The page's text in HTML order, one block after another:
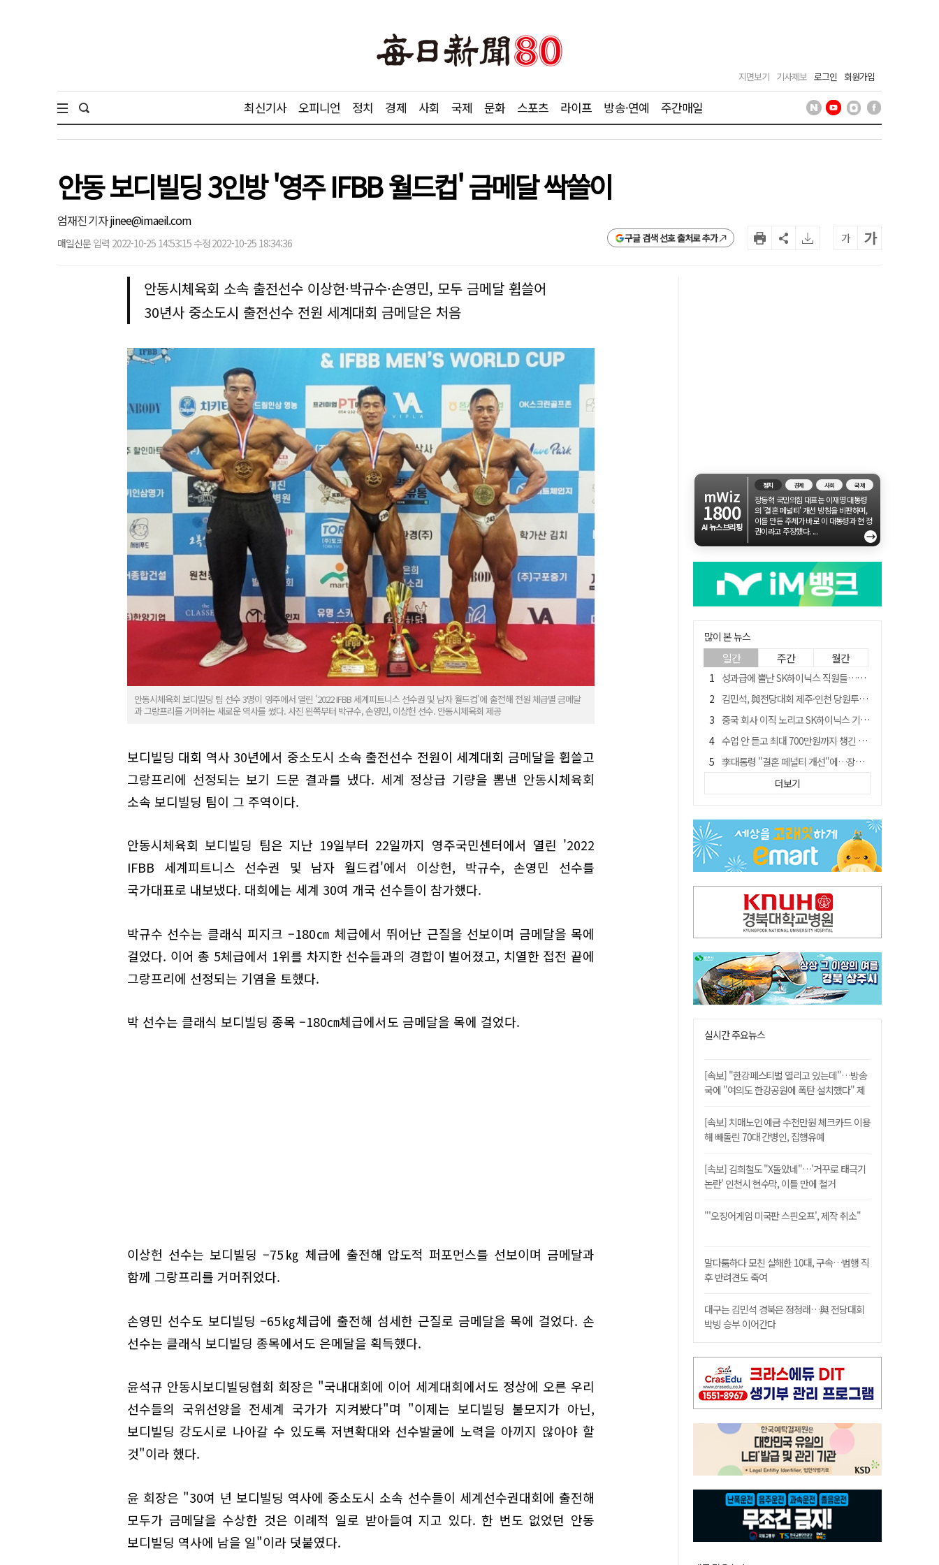
지면보기 기사제보 로그인 회원가입
최신기사 오피니언 정치 경제 사회 국제 문화 스포츠 라이프 방송·연예 주간매일
안동 보디빌딩 3인방 '영주 IFBB 월드컵' 금메달 싹쓸이
엄재진 기자jinee@imaeil.com
매일신문 입력 2022-10-25 14:53:15 수정 2022-10-25 18:34:36 구글 검색 선호 출처로 추가 가 가
안동시체육회 소속 출전선수 이상헌·박규수·손영민, 모두 금메달 휩쓸어
30년사 중소도시 출전선수 전원 세계대회 금메달은 처음
안동시체육회 보디빌딩 팀 선수 3명이 영주에서 열린 '2022 IFBB 세계피트니스 선수권 및 남자 월드컵'에 출전해 전원 체급별 금메달
과 그랑프리를 거머쥐는 새로운 역사를 썼다. 사진 왼쪽부터 박규수, 손영민, 이상헌 선수. 안동시체육회 제공
보디빌딩 대회 역사 30년에서 중소도시 소속 출전선수 전원이 세계대회 금메달을 휩쓸고
그랑프리에 선정되는 보기 드문 결과를 냈다. 세계 정상급 기량을 뽐낸 안동시체육회
소속 보디빌딩 팀이 그 주역이다.
안동시체육회 보디빌딩 팀은 지난 19일부터 22일까지 영주국민센터에서 열린 '2022
IFBB 세계피트니스 선수권 및 남자 월드컵'에서 이상헌, 박규수, 손영민 선수를
국가대표로 내보냈다. 대회에는 세계 30여 개국 선수들이 참가했다.
박규수 선수는 클래식 피지크 –180㎝ 체급에서 뛰어난 근질을 선보이며 금메달을 목에
걸었다. 이어 총 5체급에서 1위를 차지한 선수들과의 경합이 벌어졌고, 치열한 접전 끝에
그랑프리에 선정되는 기염을 토했다.
박 선수는 클래식 보디빌딩 종목 –180㎝체급에서도 금메달을 목에 걸었다.
이상헌 선수는 보디빌딩 –75㎏ 체급에 출전해 압도적 퍼포먼스를 선보이며 금메달과
함께 그랑프리를 거머쥐었다.
손영민 선수도 보디빌딩 –65㎏체급에 출전해 섬세한 근질로 금메달을 목에 걸었다. 손
선수는 클래식 보디빌딩 종목에서도 은메달을 획득했다.
윤석규 안동시보디빌딩협회 회장은 "국내대회에 이어 세계대회에서도 정상에 오른 우리
선수들의 국위선양을 전세계 국가가 지켜봤다"며 "이제는 보디빌딩 불모지가 아닌,
보디빌딩 강도시로 나아갈 수 있도록 저변확대와 선수발굴에 노력을 아끼지 않아야 할
것"이라 했다.
윤 회장은 "30여 년 보디빌딩 역사에 중소도시 소속 선수들이 세계선수권대회에 출전해
모두가 금메달을 수상한 것은 이례적 일로 받아들여 지고 있다. 한 번도 없었던 안동
보디빌딩 역사에 남을 일"이라 덧붙였다.
mWiz
1800
AI 뉴스브리핑
정치 경제 사회 국제
장동혁 국민의힘 대표는 이재명 대통령
의 '결혼 페널티' 개선 방침을 비판하며,
이를 만든 주체가 바로 이 대통령과 현 정
권이라고 주장했다. ...
→
많이 본 뉴스
일간 주간 월간
성과급에 뿔난 SK하이닉스 직원들…3500명 모여 '새 노조' 만든다
김민석, 與전당대회 제주·인천 당원투표서 승리…누적 득표는 '초박빙'
중국 회사 이직 노리고 SK하이닉스 기밀 빼돌려…결국 실형
수업 안 듣고 최대 700만원까지 챙긴 포항 A대학 '유령 선수' 등 무더기 송치
李대통령 "결혼 페널티 개선"에…장동혁 "그 페널티 만든 게 이 정권"
경북 칠곡시니어클럽 커피앤솝 사업단…자개소품 만들기 문화체험 운영
신축 줄고 리모델링 뜨자…건설업계, 로봇·모듈러로 방향 튼다
"아버지 외출한 사이"…흉기로 40대母 살해한 고교 자퇴생, 구속 기로에
황희가 띄운 '버스 하우스'…민주당 "실현 거의 불가능, 해프닝으로 봐달라"
더보기
실시간 주요뉴스
[속보] "한강페스티벌 열리고 있는데"…방송
국에 "여의도 한강공원에 폭탄 설치했다" 제
[속보] 치매노인 예금 수천만원 체크카드 이용
해 빼돌린 70대 간병인, 집행유예
[속보] 김희철도 "X돌았네"…'거꾸로 태극기
논란' 인천시 현수막, 이틀 만에 철거
"'오징어게임 미국판 스핀오프', 제작 취소"
말다툼하다 모친 살해한 10대, 구속…범행 직
후 반려견도 죽여
대구는 김민석 경북은 정청래…與 전당대회
박빙 승부 이어간다